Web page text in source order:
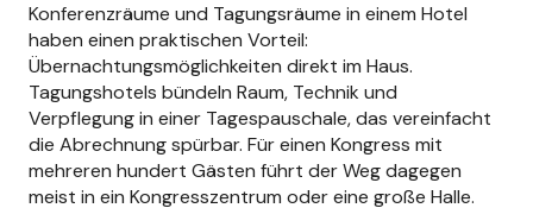
Konferenzräume und Tagungsräume in einem Hotel
haben einen praktischen Vorteil:
Übernachtungsmöglichkeiten direkt im Haus.
Tagungshotels bündeln Raum, Technik und
Verpflegung in einer Tagespauschale, das vereinfacht
die Abrechnung spürbar. Für einen Kongress mit
mehreren hundert Gästen führt der Weg dagegen
meist in ein Kongresszentrum oder eine große Halle.